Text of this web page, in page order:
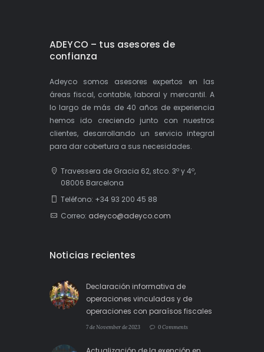
ADEYCO – tus asesores de
confianza
Adeyco somos asesores expertos en las
áreas fiscal, contable, laboral y mercantil. A
lo largo de más de 40 años de experiencia
hemos ido creciendo junto con nuestros
clientes, desarrollando un servicio integral
para dar cobertura a sus necesidades.
Travessera de Gracia 62, stco. 3º y 4º,
08006 Barcelona
Teléfono: +34 93 200 45 88
Correo: adeyco@adeyco.com
Noticias recientes
Declaración informativa de
operaciones vinculadas y de
operaciones con paraísos fiscales
7 de November de 2023 0 Comments